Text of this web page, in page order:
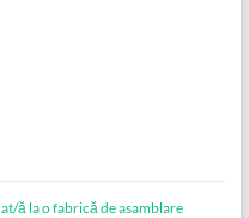
ă la o fabrică de asamblare